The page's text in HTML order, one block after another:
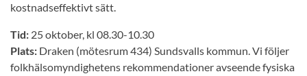
kostnadseffektivt sätt.
Tid: 25 oktober, kl 08.30-10.30
Plats: Draken (mötesrum 434) Sundsvalls kommun. Vi följer
folkhälsomyndighetens rekommendationer avseende fysiska